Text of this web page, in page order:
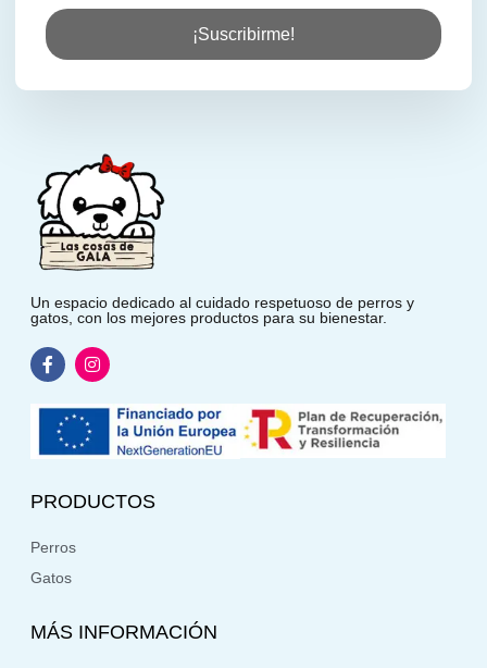
¡Suscribirme!
Un espacio dedicado al cuidado respetuoso de perros y
gatos, con los mejores productos para su bienestar.
PRODUCTOS
Perros
Gatos
MÁS INFORMACIÓN